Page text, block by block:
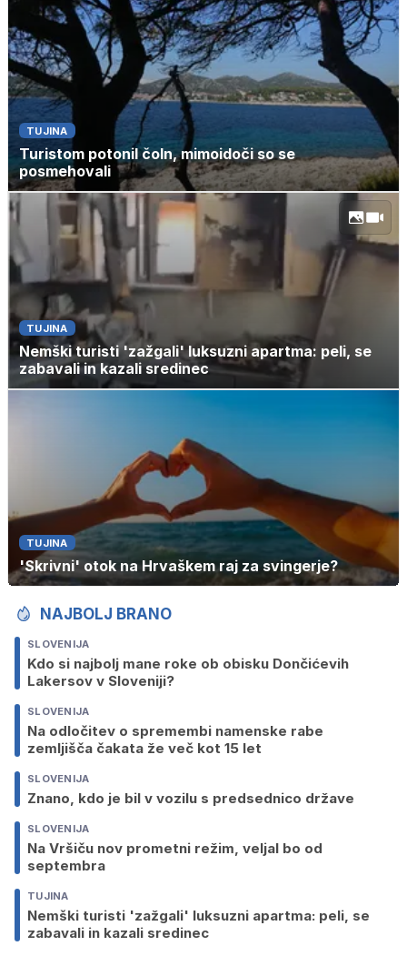
TUJINA
Turistom potonil čoln, mimoidoči so se
posmehovali
TUJINA
Nemški turisti 'zažgali' luksuzni apartma: peli, se
zabavali in kazali sredinec
TUJINA
'Skrivni' otok na Hrvaškem raj za svingerje?
NAJBOLJ BRANO
SLOVENIJA
Kdo si najbolj mane roke ob obisku Dončićevih
Lakersov v Sloveniji?
SLOVENIJA
Na odločitev o spremembi namenske rabe
zemljišča čakata že več kot 15 let
SLOVENIJA
Znano, kdo je bil v vozilu s predsednico države
SLOVENIJA
Na Vršiču nov prometni režim, veljal bo od
septembra
TUJINA
Nemški turisti 'zažgali' luksuzni apartma: peli, se
zabavali in kazali sredinec